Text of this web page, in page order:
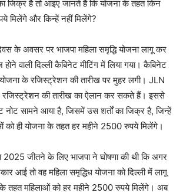
जिक्र है तो आइए जानते हैं कि योजना के तहत किन
मिलेंगे और किन्हें नहीं मिलेंगे?
के अवसर पर भाजपा महिला समृद्धि योजना लागू कर
वाली दिल्ली कैबिनेट मीटिंग में लिया गया। कैबिनेट
योजना के रजिस्ट्रेशन की तारीख पर मुहर लगी। JLN
की तारीख का ऐलान कर सकते हैं। इससे
नोट सामने आया है, जिसमें उस शर्तों का जिक्र है, जिन्हें
को ही योजना के तहत हर महीने 2500 रुपये मिलेंगे।
2025 जीतने के लिए भाजपा ने घोषणा की थी कि अगर
आई तो वह महिला समृद्धिध योजना को दिल्ली में लागू
तहत महिलाओं को हर महीने 2500 रुपये मिलेंगे। अब